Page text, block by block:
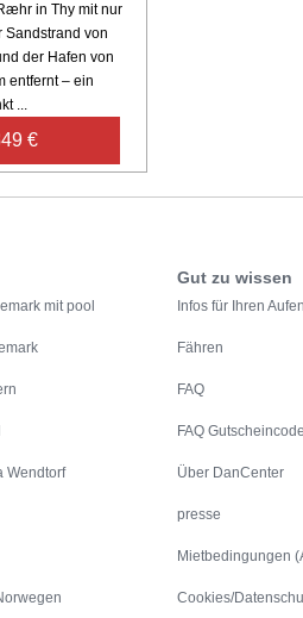
in Thy mit nur
Sandstrand von
der Hafen von
entfernt – ein
...
€
mit pool
Wendtorf
Gut zu wissen
Infos für Ihren
Fähren
FAQ
FAQ Gutscheincode
Über DanCenter
presse
Mietbedingungen
Cookies/